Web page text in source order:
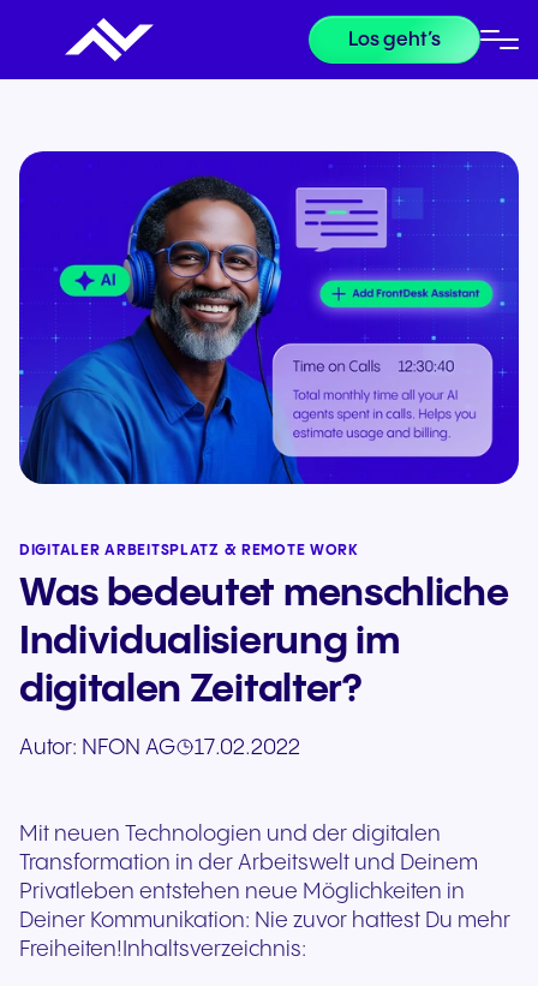
Los geht’s
DIGITALER ARBEITSPLATZ & REMOTE WORK
Was bedeutet menschliche
Individualisierung im
digitalen Zeitalter?
Autor: NFON AG 17.02.2022
Mit neuen Technologien und der digitalen
Transformation in der Arbeitswelt und Deinem
Privatleben entstehen neue Möglichkeiten in
Deiner Kommunikation: Nie zuvor hattest Du mehr
Freiheiten! Inhaltsverzeichnis: